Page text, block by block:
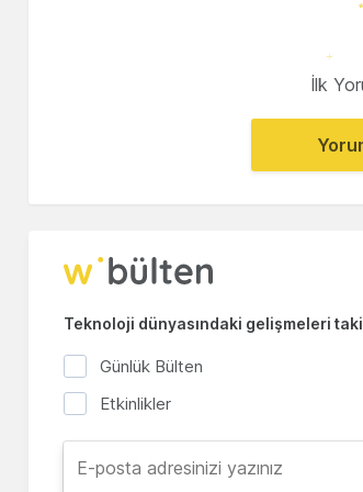
İlk
Teknoloji dünyasındaki gelişmeleri
Günlük Bülten
Etkinlikler